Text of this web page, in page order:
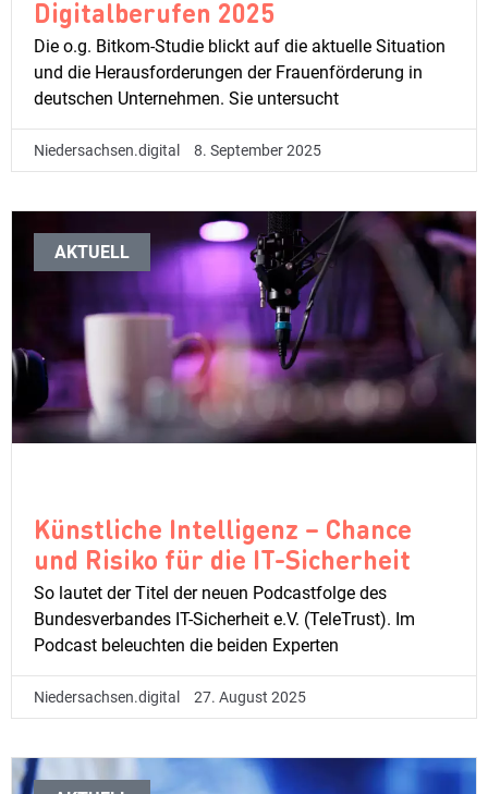
Digitalberufen 2025
Die o.g. Bitkom-Studie blickt auf die aktuelle Situation
und die Herausforderungen der Frauenförderung in
deutschen Unternehmen. Sie untersucht
Niedersachsen.digital 8. September 2025
AKTUELL
Künstliche Intelligenz – Chance
und Risiko für die IT-Sicherheit
So lautet der Titel der neuen Podcastfolge des
Bundesverbandes IT-Sicherheit e.V. (TeleTrust). Im
Podcast beleuchten die beiden Experten
Niedersachsen.digital 27. August 2025